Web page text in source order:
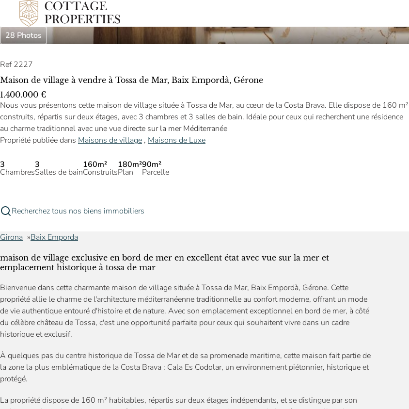
28 Photos
Ref 2227
Maison de village à vendre à Tossa de Mar, Baix Empordà, Gérone
1.400.000 €
Nous vous présentons cette maison de village située à Tossa de Mar, au cœur de la Costa Brava. Elle dispose de 160 m²
construits, répartis sur deux étages, avec 3 chambres et 3 salles de bain. Idéale pour ceux qui recherchent une résidence
au charme traditionnel avec une vue directe sur la mer Méditerranée
Propriété publiée dans Maisons de village , Maisons de Luxe
3
Chambres
3
Salles de bain
160m²
Construits
180m²
Plan
90m²
Parcelle
Recherchez tous nos biens immobiliers
Girona Baix Emporda
maison de village exclusive en bord de mer en excellent état avec vue sur la mer et
emplacement historique à tossa de mar
Bienvenue dans cette charmante maison de village située à Tossa de Mar, Baix Empordà, Gérone. Cette
propriété allie le charme de l'architecture méditerranéenne traditionnelle au confort moderne, offrant un mode
de vie authentique entouré d'histoire et de nature. Avec son emplacement exceptionnel en bord de mer, à côté
du célèbre château de Tossa, c'est une opportunité parfaite pour ceux qui souhaitent vivre dans un cadre
historique et exclusif.
À quelques pas du centre historique de Tossa de Mar et de sa promenade maritime, cette maison fait partie de
la zone la plus emblématique de la Costa Brava : Cala Es Codolar, un environnement piétonnier, historique et
protégé.
La propriété dispose de 160 m² habitables, répartis sur deux étages indépendants, et se distingue par son